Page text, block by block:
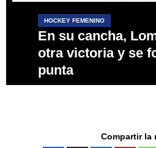
HOCKEY FEMENINO
En su cancha,
otra victoria y se
punta
Compartir la